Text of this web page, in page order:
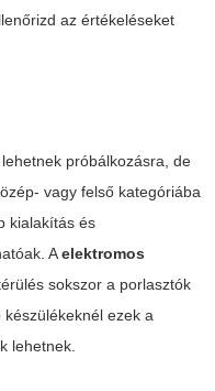
az értékeléseket
próbálkozásra, de
vagy felső kategóriába
kialakítás és
Aelektromos
sokszor a porlasztók
ezek a
lehetnek.